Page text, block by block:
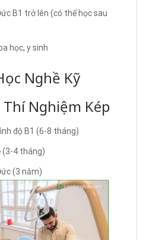
B1 trở lên (có thể học sau
học, y sinh
Nghề Kỹ
Nghiệm Kép
độ B1 (6-8 tháng)
(3-4 tháng)
(3 năm)